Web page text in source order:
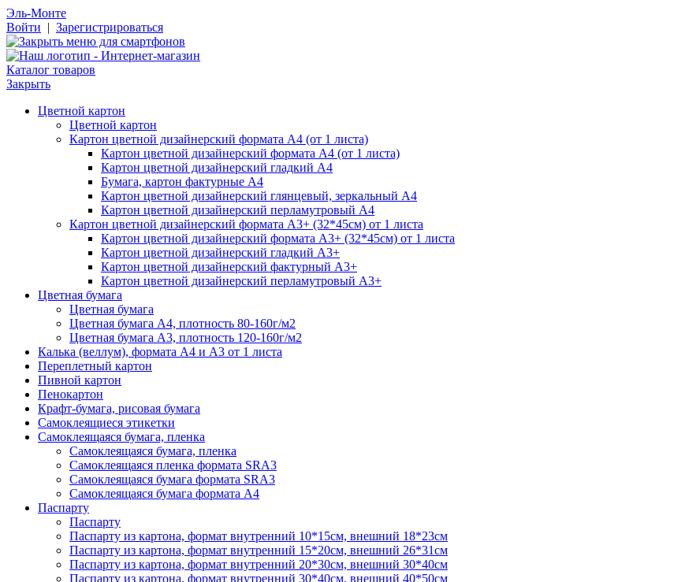
Эль-Монте
Войти | Зарегистрироваться
Каталог товаров
Закрыть
Цветной картон
Цветной картон
Картон цветной дизайнерский формата А4 (от 1 листа)
Картон цветной дизайнерский формата А4 (от 1 листа)
Картон цветной дизайнерский гладкий А4
Бумага, картон фактурные А4
Картон цветной дизайнерский глянцевый, зеркальный А4
Картон цветной дизайнерский перламутровый А4
Картон цветной дизайнерский формата А3+ (32*45см) от 1 листа
Картон цветной дизайнерский формата А3+ (32*45см) от 1 листа
Картон цветной дизайнерский гладкий А3+
Картон цветной дизайнерский фактурный А3+
Картон цветной дизайнерский перламутровый А3+
Цветная бумага
Цветная бумага
Цветная бумага А4, плотность 80-160г/м2
Цветная бумага А3, плотность 120-160г/м2
Калька (веллум), формата А4 и А3 от 1 листа
Переплетный картон
Пивной картон
Пенокартон
Крафт-бумага, рисовая бумага
Самоклеящиеся этикетки
Самоклеящаяся бумага, пленка
Самоклеящаяся бумага, пленка
Самоклеящаяся пленка формата SRА3
Самоклеящаяся бумага формата SRА3
Самоклеящаяся бумага формата А4
Паспарту
Паспарту
Паспарту из картона, формат внутренний 10*15см, внешний 18*23см
Паспарту из картона, формат внутренний 15*20см, внешний 26*31см
Паспарту из картона, формат внутренний 20*30см, внешний 30*40см
Паспарту из картона, формат внутренний 30*40см, внешний 40*50см